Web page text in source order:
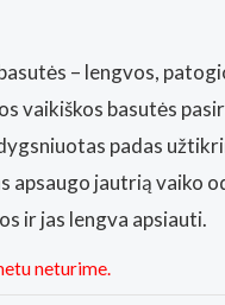
– lengvos,
vaikiškos basutės
padas
apsaugo jautrią vaiko
ir jas lengva apsiauti.
neturime.